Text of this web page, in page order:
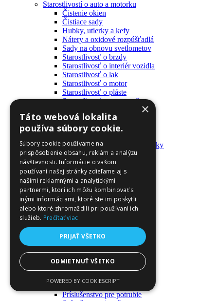
Starostlivostí o auto a motorku
Čistenie okien
Čistiace sady
Hubky, utierky a kefy
Nátery a oxidové rozpúšťadlá
Sady na obnovu svetlometov
Starostlivosť o brzdy
Starostlivosť o interiér vozidla
Starostlivosť o lak
Starostlivosť o motor
Starostlivosť o pláste
Starostlivosť o pneumatiky
Batohy a tašky
Kľúčenky
Oblečenie
Zmývateľné tetovačky a nálepky
Domáci majster a nástroje
Elektrické zapojenie
Časové spínače
Diferenciálne spínače
Domové zvončeky
Elektrické káble
Káble
Káblové navijáky
Monitory napájania
Nástenné dosky a rámy
Nástroje a ovládače
Podávače
Príruby
Príslušenstvo pre potrubie
×
Táto webová lokalita
používa súbory cookie.
Súbory cookie používame na
prispôsobenie obsahu, reklám a analýzu
návštevnosti. Informácie o vašom
používaní našej stránky zdieľame aj s
našimi reklamnými a analytickými
partnermi, ktorí ich môžu kombinovať s
inými informáciami, ktoré ste im poskytli
alebo ktoré zhromaždili pri používaní ich
služieb. Prečítať viac
PRIJAŤ VŠETKO
ODMIETNUŤ VŠETKO
POWERED BY COOKIESCRIPT